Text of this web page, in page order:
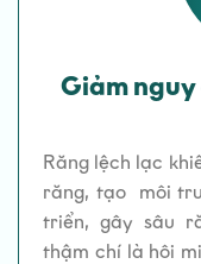
Giảm
Răng lệch lạc
răng, tạo môi
triển, gây sâu
thậm chí là hôi